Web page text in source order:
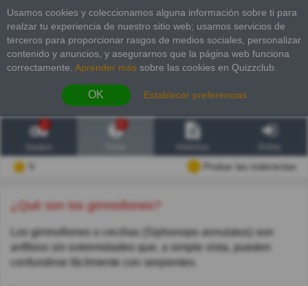
Usamos cookies y coleccionamos alguna información sobre ti para
realzar tu experiencia de nuestro sitio web; usamos servicios de
terceros para proporcionar rasgos de medios sociales, personalizar
contenido y anuncios, y asegurarnos que la página web funciona
correctamente. Aprender más sobre las cookies en Quizzclub.
OK Establecer preferencias
2
Probar las inderectas
¿Qué son los gimnofiones?
Los gimnofiones o cecilias (Siphonops annulatus) son
anfibios sin extremidades que, a simple vista, pueden
confundirse fácilmente con serpientes.